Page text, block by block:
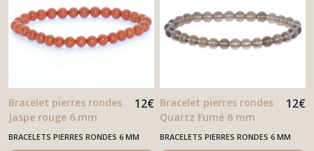
Bracelet pierres rondes
Jaspe rouge 6 mm
12€
BRACELETS PIERRES RONDES 6 MM
Bracelet pierres rondes
Quartz Fumé 6 mm
12€
BRACELETS PIERRES RONDES 6 MM